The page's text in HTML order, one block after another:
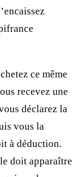
ce même
recevez une
déclarez la
vous la
à déduction.
doit apparaître